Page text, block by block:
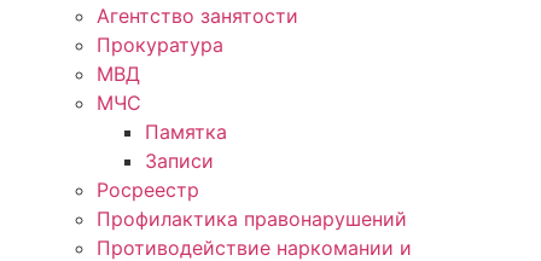
Агентство занятости
Прокуратура
МВД
МЧС
Памятка
Записи
Росреестр
Профилактика правонарушений
Противодействие наркомании и